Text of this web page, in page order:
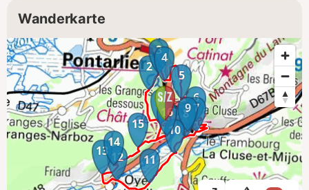
Wanderkarte
1
2
34
5
6
7
8
9
10
11
12
13
14
15
16